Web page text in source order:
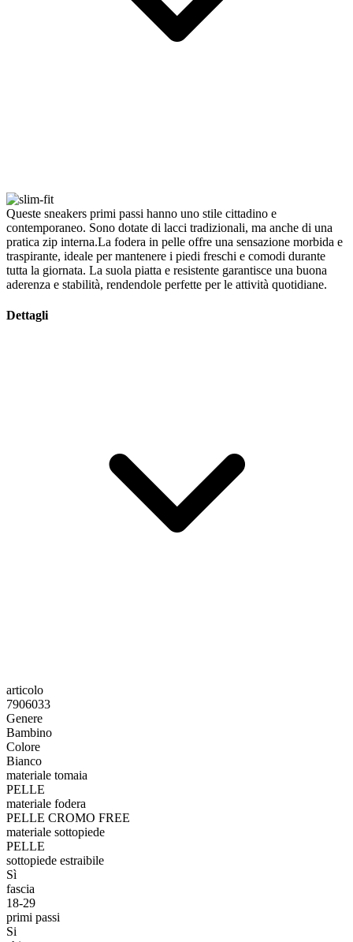
Queste sneakers primi passi hanno uno stile cittadino e
contemporaneo. Sono dotate di lacci tradizionali, ma anche di una
pratica zip interna.La fodera in pelle offre una sensazione morbida e
traspirante, ideale per mantenere i piedi freschi e comodi durante
tutta la giornata. La suola piatta e resistente garantisce una buona
aderenza e stabilità, rendendole perfette per le attività quotidiane.
Dettagli
articolo
7906033
Genere
Bambino
Colore
Bianco
materiale tomaia
PELLE
materiale fodera
PELLE CROMO FREE
materiale sottopiede
PELLE
sottopiede estraibile
Sì
fascia
18-29
primi passi
Si